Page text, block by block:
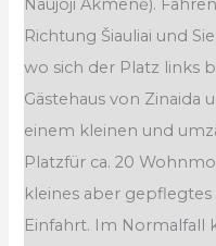
Naujoji Akmenė).
Richtung Šiauliai und
wo sich der Platz links
Gästehaus von Zinaida
einem kleinen und
Platzfür ca. 20
kleines aber
Einfahrt. Im Normalfall